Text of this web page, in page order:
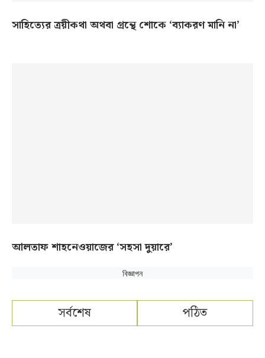
সাহিত্যের ত্রয়ীকথা অথবা গ্রন্থে শোকে ‘ব্যাকরণ মানি না’
আলতাফ শাহনেওয়াজের ‘সহসা দুয়ারে’
বিজ্ঞাপন
সর্বশেষ পঠিত